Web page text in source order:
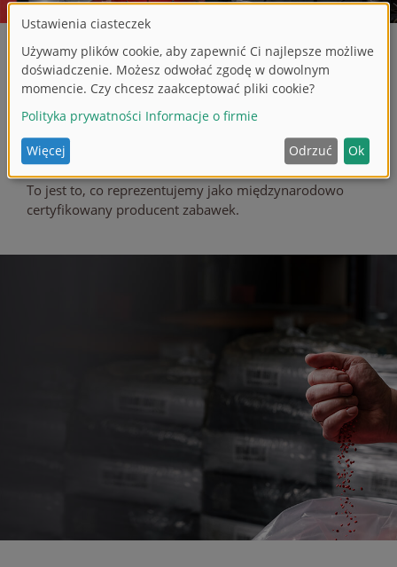
MATERIAŁY I ZRÓWNOWAŻONY ROZWÓJ
Dzieci nas kochają, rodzice nam ufają. Jesteśmy
zaangażowani w obie te sprawy.
Wybierając materiały do producji naszych zabawek,
upewniamy się, że są one bezpieczne dla dzieci.
To jest to, co reprezentujemy jako międzynarodowo
certyfikowany producent zabawek.